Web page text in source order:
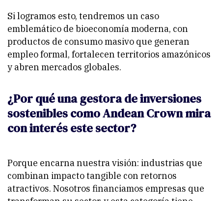
Si logramos esto, tendremos un caso
emblemático de bioeconomía moderna, con
productos de consumo masivo que generan
empleo formal, fortalecen territorios amazónicos
y abren mercados globales.
¿Por qué una gestora de inversiones
sostenibles como Andean Crown mira
con interés este sector?
Porque encarna nuestra visión: industrias que
combinan impacto tangible con retornos
atractivos. Nosotros financiamos empresas que